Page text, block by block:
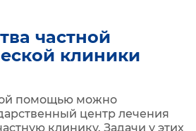
частной
клиники
помощью можно
центр лечения
клинику. Задачи у этих